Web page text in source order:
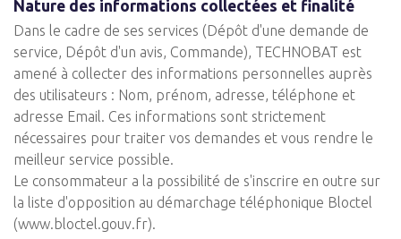
Nature des informations collectées et finalité
Dans le cadre de ses services (Dépôt d'une demande de
service, Dépôt d'un avis, Commande), TECHNOBAT est
amené à collecter des informations personnelles auprès
des utilisateurs : Nom, prénom, adresse, téléphone et
adresse Email. Ces informations sont strictement
nécessaires pour traiter vos demandes et vous rendre le
meilleur service possible.
Le consommateur a la possibilité de s'inscrire en outre sur
la liste d'opposition au démarchage téléphonique Bloctel
(www.bloctel.gouv.fr).